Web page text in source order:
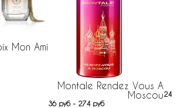
Mon Ami
Montale Rendez Vous A
Moscou
36 руб - 274 руб
24